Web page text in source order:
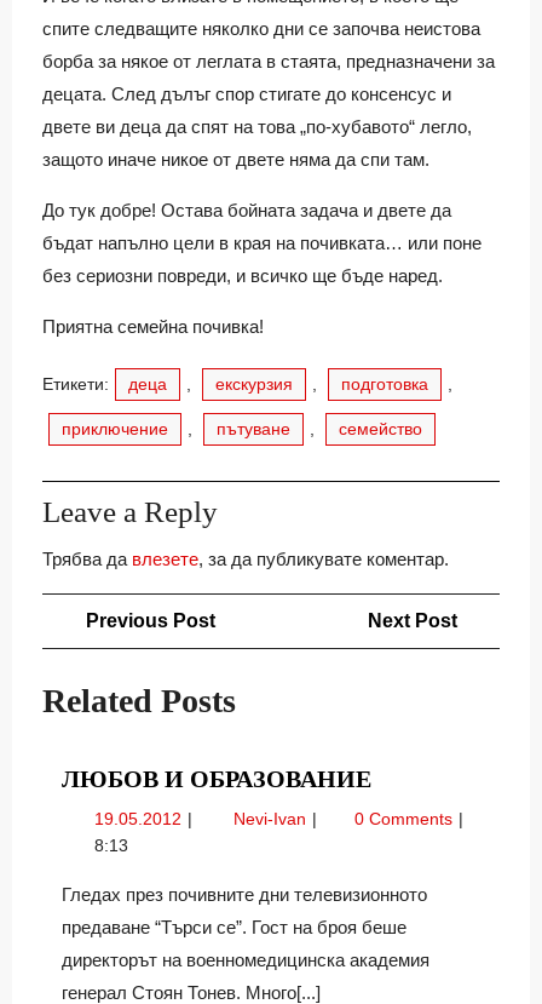
спите следващите няколко дни се започва неистова
борба за някое от леглата в стаята, предназначени за
децата. След дълъг спор стигате до консенсус и
двете ви деца да спят на това „по-хубавото“ легло,
защото иначе никое от двете няма да спи там.
До тук добре! Остава бойната задача и двете да
бъдат напълно цели в края на почивката… или поне
без сериозни повреди, и всичко ще бъде наред.
Приятна семейна почивка!
Етикети: деца екскурзия подготовка
приключение пътуване семейство
Leave a Reply
Трябва да влезете, за да публикувате коментар.
Навигация
Previous PostPrevious
Next Post
Related Posts
ЛЮБОВ И ОБРАЗОВАНИЕЛЮБОВ
И
19.05.2012 19.05.2012Nevi-Ivan Любов0 Comments
8:13
Гледах през почивните дни телевизионното
предаване “Търси се”. Гост на броя беше
директорът на военномедицинска академия
генерал Стоян Тонев. Много[...]